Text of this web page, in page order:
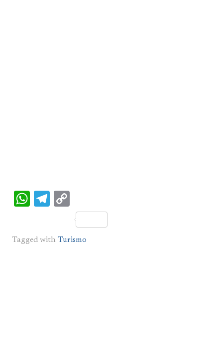
WhatsApp
Telegram
Link
Tagged with Turismo